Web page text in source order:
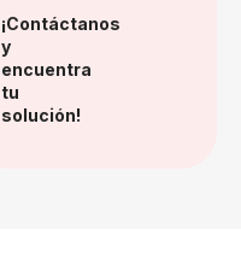
¡Contáctanos
y
encuentra
tu
solución!